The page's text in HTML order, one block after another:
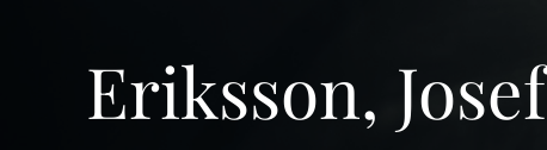
Eriksson, Josef